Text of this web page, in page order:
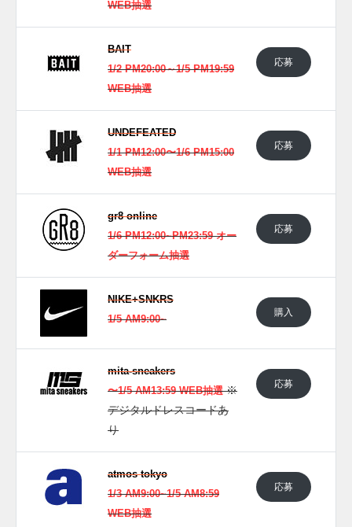
WEB抽選
BAIT
1/2 PM20:00～1/5 PM19:59
WEB抽選
応募
UNDEFEATED
1/1 PM12:00〜1/6 PM15:00
WEB抽選
応募
gr8 online
1/6 PM12:00~PM23:59 オー
ダーフォーム抽選
応募
NIKE+SNKRS
1/5 AM9:00~
購入
mita-sneakers
〜1/5 AM13:59 WEB抽選※
デジタルドレスコードあ
り
応募
atmos tokyo
1/3 AM9:00~1/5 AM8:59
WEB抽選
応募